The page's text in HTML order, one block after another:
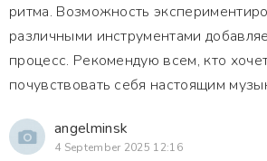
ритма. Возможность
различными инструментами
процесс. Рекомендую всем, кто
почувствовать себя настоящим
angelminsk
4 September 2025 12:16